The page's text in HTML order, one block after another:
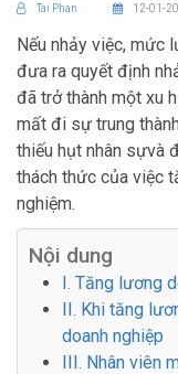
Tai Phan 12-01-
Nếu nhảy việc, mức
đưa ra quyết định
đã trở thành một xu
mất đi sự trung
thiếu hụt nhân sựvà
thách thức của việc
nghiệm.
Nội dung
I. Tăng lương
II. Khi tăng
doanh nghiệp
III. Nhân viên